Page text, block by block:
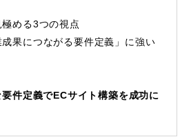
める3つの視点
果につながる要件定義」に強い
件定義でECサイト構築を成功に